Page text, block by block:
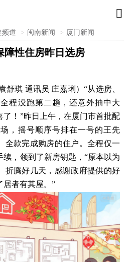

频道 > 闽南新闻 > 厦门新闻
障性住房昨日选房
舒琪 通讯员 庄嘉琍）“从选房、
程没跑第二趟，还意外抽中大
！”昨日上午，在厦门市首批配
，摇号顺序号排在一号的王先
全款完成购房的住户。全程仅一
，领到了新房钥匙，“原本以为
折腾好几天，感谢政府提供的好
居者有其屋。”